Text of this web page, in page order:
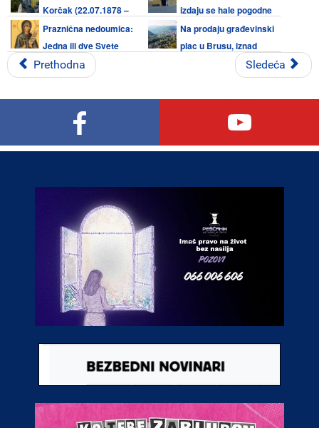
Korčak (22.07.1878 –
07.08.1942.) - Zaštitnik i prijatelj
dece
Praznična nedoumica:
Jedna ili dve Svete
Petke (08. avgust i 27. oktobar)
izdaju se hale pogodne
za razne delatnosti
Na prodaju građevinski
plac u Brusu, iznad
Prethodna Sledeća